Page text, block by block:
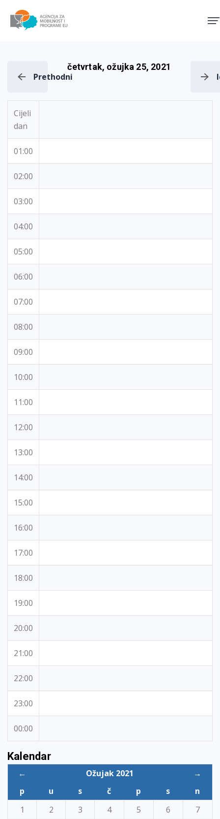
Prethodni
četvrtak, ožujka 25, 2021
Cijeli
dan
01:00
02:00
03:00
04:00
05:00
06:00
07:00
08:00
09:00
10:00
11:00
12:00
13:00
14:00
15:00
16:00
17:00
18:00
19:00
20:00
21:00
22:00
23:00
00:00
Kalendar
← Ožujak 2021
→
p
u s č p s
n
1
2 3 4 5 6
7